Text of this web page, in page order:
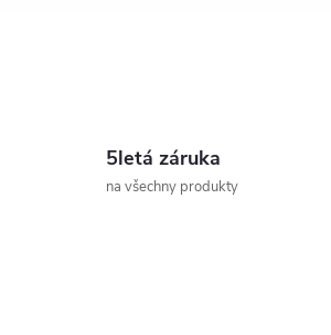
5letá záruka
na všechny produkty